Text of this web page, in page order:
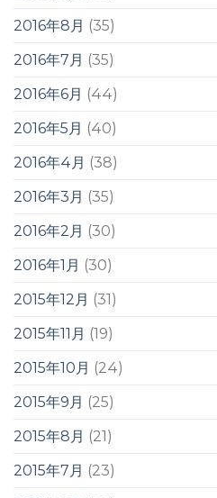
2016年8月 (35)
2016年7月 (35)
2016年6月 (44)
2016年5月 (40)
2016年4月 (38)
2016年3月 (35)
2016年2月 (30)
2016年1月 (30)
2015年12月 (31)
2015年11月 (19)
2015年10月 (24)
2015年9月 (25)
2015年8月 (21)
2015年7月 (23)